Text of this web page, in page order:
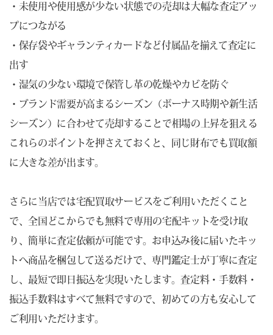
・未使用や使用感が少ない状態での売却は大幅な査定アッ
プにつながる
・保存袋やギャランティカードなど付属品を揃えて査定に
出す
・湿気の少ない環境で保管し革の乾燥やカビを防ぐ
・ブランド需要が高まるシーズン（ボーナス時期や新生活
シーズン）に合わせて売却することで相場の上昇を狙える
これらのポイントを押さえておくと、同じ財布でも買取額
に大きな差が出ます。
さらに当店では宅配買取サービスをご利用いただくこと
で、全国どこからでも無料で専用の宅配キットを受け取
り、簡単に査定依頼が可能です。お申込み後に届いたキッ
トへ商品を梱包して送るだけで、専門鑑定士が丁寧に査定
し、最短で即日振込を実現いたします。査定料・手数料・
振込手数料はすべて無料ですので、初めての方も安心して
ご利用いただけます。